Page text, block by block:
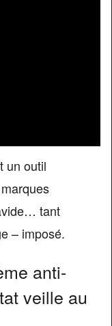
un outil
tant
– imposé.
anti-
veille au